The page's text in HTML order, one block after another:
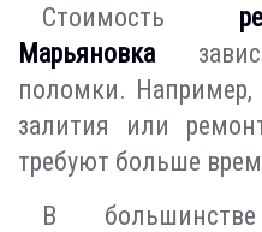
Стоимость
Марьяновка
поломки. Например,
залития или
требуют больше
В